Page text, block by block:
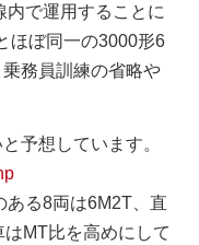
で運用することに
ほぼ同一の3000形6
務員訓練の省略や
予想しています。
ある8両は6M2T、直
MT比を高めにして